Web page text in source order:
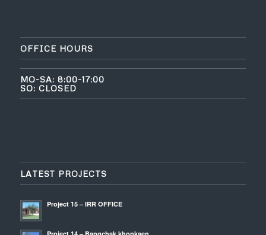
OFFICE HOURS
MO-SA: 8:00-17:00
SO: CLOSED
LATEST PROJECTS
Project 15 – IRR OFFICE